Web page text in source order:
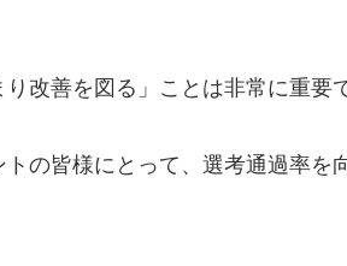
改善を図る」ことは非常に重要
の皆様にとって、選考通過率を